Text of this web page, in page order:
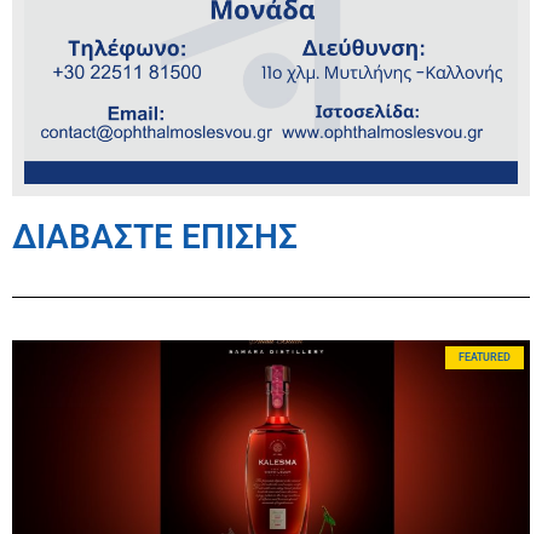
ΔΙΑΒΑΣΤΕ ΕΠΙΣΗΣ
FEATURED